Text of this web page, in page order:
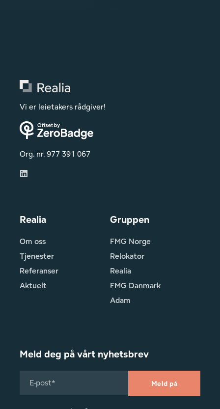
Vi er leietakers rådgiver!
Org. nr. 977 391 067
Realia
Om oss
Tjenester
Referanser
Aktuelt
Gruppen
FMG Norge
Relokator
Realia
FMG Danmark
Adam
Meld deg på vårt nyhetsbrev